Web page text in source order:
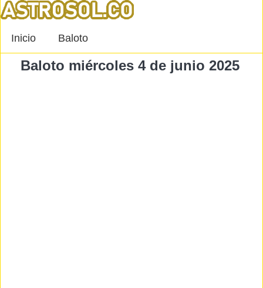
Inicio Baloto
Baloto miércoles 4 de junio 2025